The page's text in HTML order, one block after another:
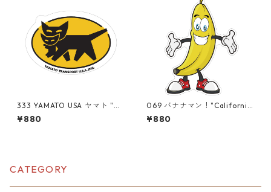
333 YAMATO USA ヤマト "Ca
lifornia Market Center" ア
メリカンステッカー スーツ
¥880
069 バナナマン！"California
Market Center" アメリカン
ステッカー スーツケース
¥880
CATEGORY